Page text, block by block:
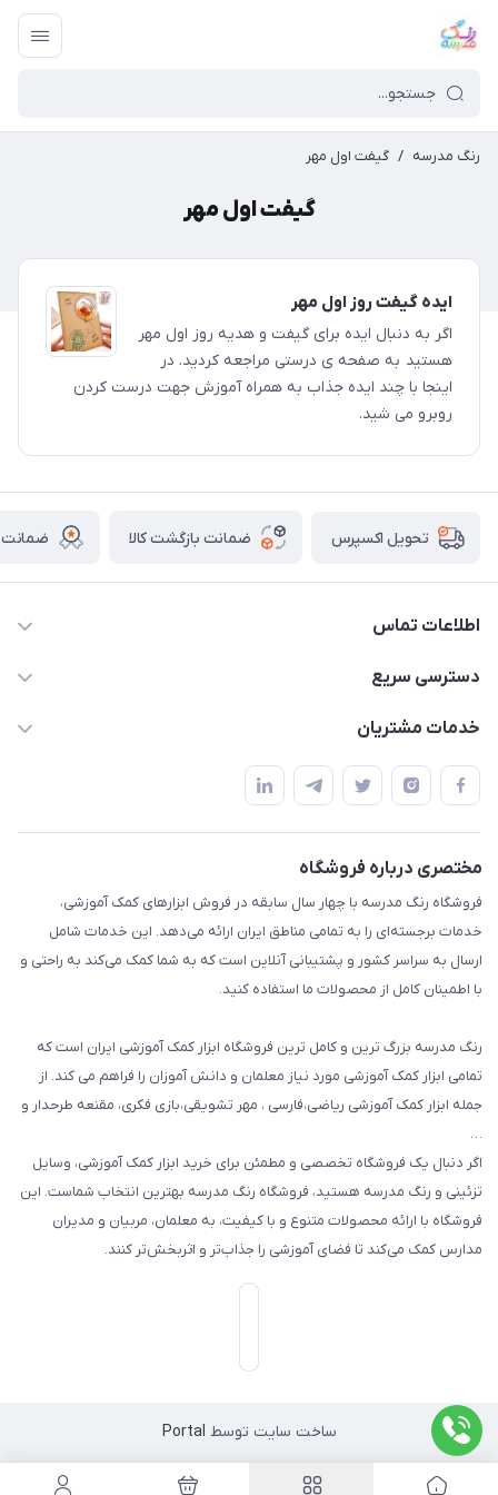
رنگ مدرسه / گیفت اول مهر
گیفت اول مهر
ایده گیفت روز اول مهر
اگر به دنبال ایده برای گیفت و هدیه روز اول مهر
هستید به صفحه ی درستی مراجعه کردید. در
اینجا با چند ایده جذاب به همراه آموزش جهت درست کردن
روبرو می شید.
تحویل اکسپرس ضمانت بازگشت کالا ضمانت
اطلاعات تماس
02136781755
دسترسی سریع
پلنر و دفتر
استایل معلم و دانش آموز
بازی و نمایش
تزئین کلاس
طرح های تشویقی
گیفت ها و جوایز
سایر محصولات
خدمات مشتریان
قوانین و مقررات
حریم خصوصی
مختصری درباره فروشگاه
فروشگاه رنگ مدرسه با چهار سال سابقه در فروش ابزارهای کمک آموزشی،
خدمات برجسته‌ای را به تمامی مناطق ایران ارائه می‌دهد. این خدمات شامل
ارسال به سراسر کشور و پشتیبانی آنلاین است که به شما کمک می‌کند به راحتی و
با اطمینان کامل از محصولات ما استفاده کنید.
رنگ مدرسه بزرگ ترین و کامل ترین فروشگاه ابزار کمک آموزشی ایران است که
تمامی ابزار کمک آموزشی مورد نیاز معلمان و دانش آموزان را فراهم می کند. از
جمله ابزار کمک آموزشی ریاضی،فارسی ، مهر تشویقی،بازی فکری، مقنعه طرحدار و
…
اگر دنبال یک فروشگاه تخصصی و مطمئن برای خرید ابزار کمک آموزشی، وسایل
تزئینی و رنگ مدرسه هستید، فروشگاه رنگ مدرسه بهترین انتخاب شماست. این
فروشگاه با ارائه محصولات متنوع و با کیفیت، به معلمان، مربیان و مدیران
مدارس کمک می‌کند تا فضای آموزشی را جذاب‌تر و اثربخش‌تر کنند.
ساخت سایت توسط Portal